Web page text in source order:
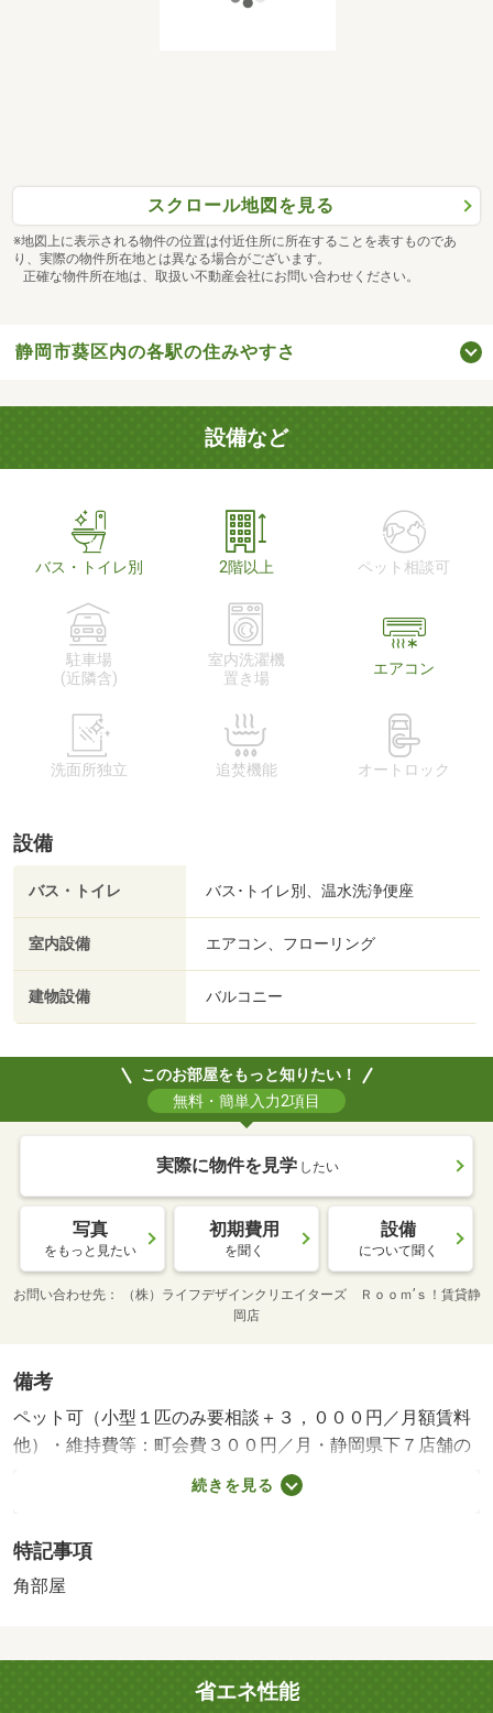
スクロール地図を見る
※地図上に表示される物件の位置は付近住所に所在することを表すものであ
り、実際の物件所在地とは異なる場合がございます。
正確な物件所在地は、取扱い不動産会社にお問い合わせください。
静岡市葵区内の各駅の住みやすさ
設備など
バス・トイレ別 2階以上 ペット相談可
駐車場
(近隣含)
室内洗濯機
置き場
エアコン
洗面所独立 追焚機能 オートロック
設備
バス・トイレ バス･トイレ別、温水洗浄便座
室内設備 エアコン、フローリング
建物設備 バルコニー
このお部屋をもっと知りたい！
無料・簡単入力2項目
実際に物件を見学 したい
写真
をもっと見たい
初期費用
を聞く
設備
について聞く
お問い合わせ先
（株）ライフデザインクリエイターズ Ｒｏｏｍ’ｓ！賃貸静
岡店
備考
ペット可（小型１匹のみ要相談＋３，０００円／月額賃料
他）・維持費等：町会費３００円／月・静岡県下７店舗の
ネットワークでお部屋探しを全力でサポート！・バイク置
場：なし・駐輪場：なし/定額補修費 50000円
続きを見る
特記事項
角部屋
省エネ性能